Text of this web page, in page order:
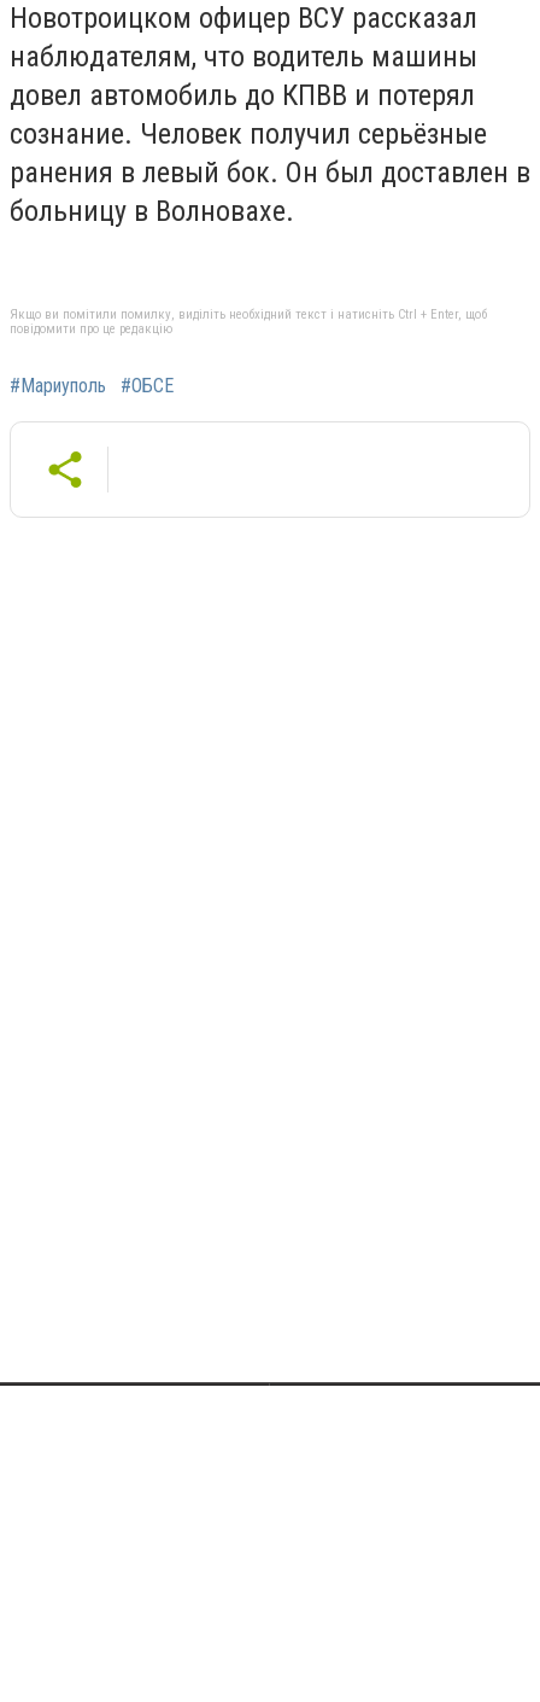
Новотроицком офицер ВСУ рассказал
наблюдателям, что водитель машины
довел автомобиль до КПВВ и потерял
сознание. Человек получил серьёзные
ранения в левый бок. Он был доставлен в
больницу в Волновахе.
Якщо ви помітили помилку, виділіть необхідний текст і натисніть Ctrl + Enter, щоб
повідомити про це редакцію
#Мариуполь #ОБСЕ